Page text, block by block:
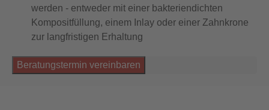
werden - entweder mit einer bakteriendichten
Kompositfüllung, einem Inlay oder einer Zahnkrone
zur langfristigen Erhaltung
Beratungstermin vereinbaren